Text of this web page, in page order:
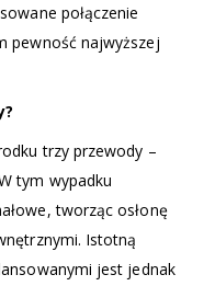
połączenie
pewność najwyższej
trzy przewody –
tym wypadku
tworząc osłonę
Istotną
jest jednak